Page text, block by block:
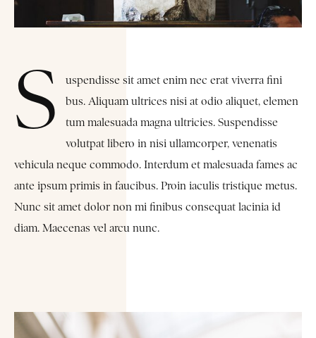
S
uspendisse sit amet enim nec erat viverra fini
bus. Aliquam ultrices nisi at odio aliquet, elemen
tum malesuada magna ultricies. Suspendisse
volutpat libero in nisi ullamcorper, venenatis
vehicula neque commodo. Interdum et malesuada fames ac
ante ipsum primis in faucibus. Proin iaculis tristique metus.
Nunc sit amet dolor non mi finibus consequat lacinia id
diam. Maecenas vel arcu nunc.